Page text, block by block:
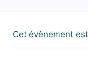
Cet évènement